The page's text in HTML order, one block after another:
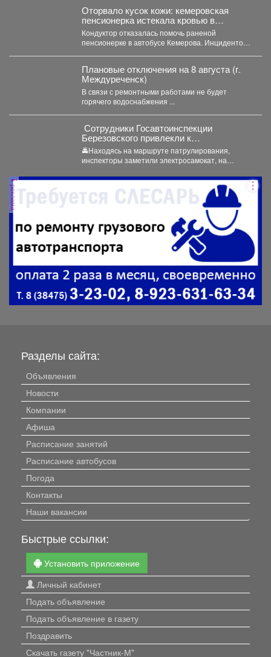
Оторвало кусок кожи: кемеровская
пенсионерка истекала кровью в
автобусе
Кондуктор отказалась помочь раненой
пенсионерке в автобусе Кемерова. Инцидентом
Плановые отключения на 8 августа (г.
Междуреченск)
В связи с ремонтными работами не будет
горячего водоснабжения ...
‍ Сотрудники Госавтоинспекции
Березовского привлекли к
ответственности водителя
электросамоката, который перевозил
ребенка
🚔Находясь на маршруте патрулирования,
инспекторы заметили электросамокат, на
мотошлемов....
реклама
Разделы сайта:
Объявления
Новости
Компании
Афиша
Расписание занятий
Расписание автобусов
Погода
Контакты
Наши вакансии
Быстрые ссылки:
Установить приложение
Личный кабинет
Подать объявление
Подать объявление в газету
Поздравить
Скачать газету "Частник-М"